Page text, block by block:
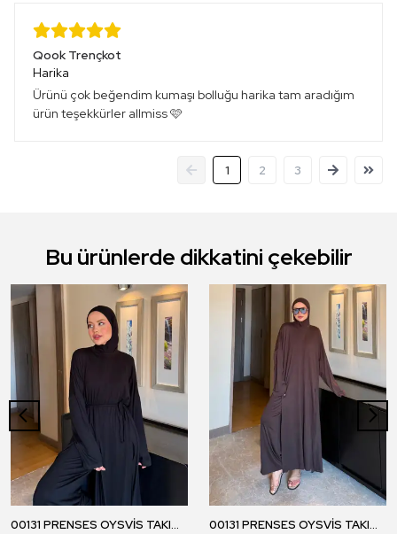
Qook Trençkot
Harika
Ürünü çok beğendim kumaşı bolluğu harika tam aradığım
ürün teşekkürler allmiss 🩷
1 2 3
Bu ürünlerde dikkatini çekebilir
00131 PRENSES OYSVİS TAKIM - Siyah 00131 PRENSES OYSVİS TAKIM - Kahverengi